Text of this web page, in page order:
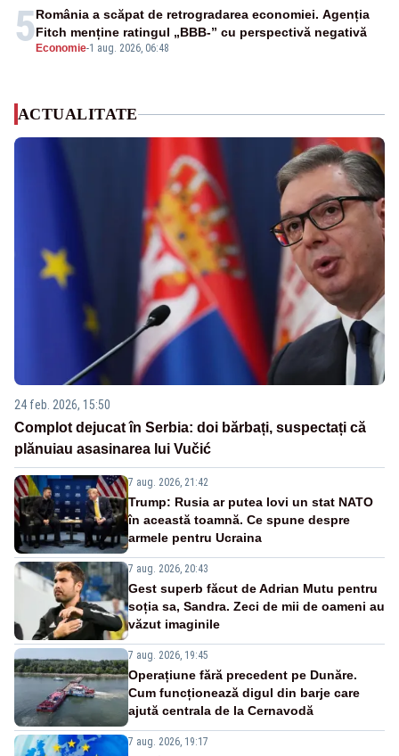
5 Economie-1 aug. 2026, 06:48
România a scăpat de retrogradarea economiei. Agenția
Fitch menține ratingul „BBB-” cu perspectivă negativă
ACTUALITATE
24 feb. 2026, 15:50
Complot dejucat în Serbia: doi bărbați, suspectați că
plănuiau asasinarea lui Vučić
7 aug. 2026, 21:42
Trump: Rusia ar putea lovi un stat NATO
în această toamnă. Ce spune despre
armele pentru Ucraina
7 aug. 2026, 20:43
Gest superb făcut de Adrian Mutu pentru
soția sa, Sandra. Zeci de mii de oameni au
văzut imaginile
7 aug. 2026, 19:45
Operațiune fără precedent pe Dunăre.
Cum funcționează digul din barje care
ajută centrala de la Cernavodă
7 aug. 2026, 19:17